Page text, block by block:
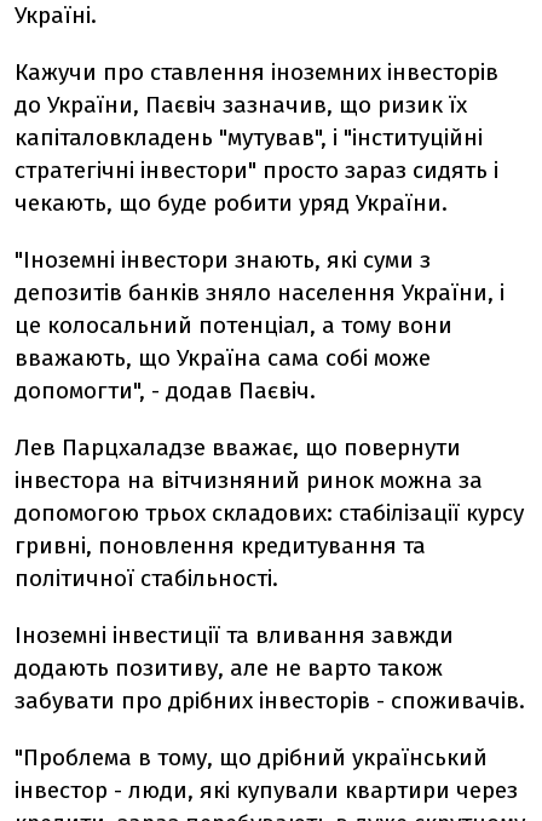
Україні.
Кажучи про ставлення іноземних інвесторів
до України, Паєвіч зазначив, що ризик їх
капіталовкладень "мутував", і "інституційні
стратегічні інвестори" просто зараз сидять і
чекають, що буде робити уряд України.
"Іноземні інвестори знають, які суми з
депозитів банків зняло населення України, і
це колосальний потенціал, а тому вони
вважають, що Україна сама собі може
допомогти", - додав Паєвіч.
Лев Парцхаладзе вважає, що повернути
інвестора на вітчизняний ринок можна за
допомогою трьох складових: стабілізації курсу
гривні, поновлення кредитування та
політичної стабільності.
Іноземні інвестиції та вливання завжди
додають позитиву, але не варто також
забувати про дрібних інвесторів - споживачів.
"Проблема в тому, що дрібний український
інвестор - люди, які купували квартири через